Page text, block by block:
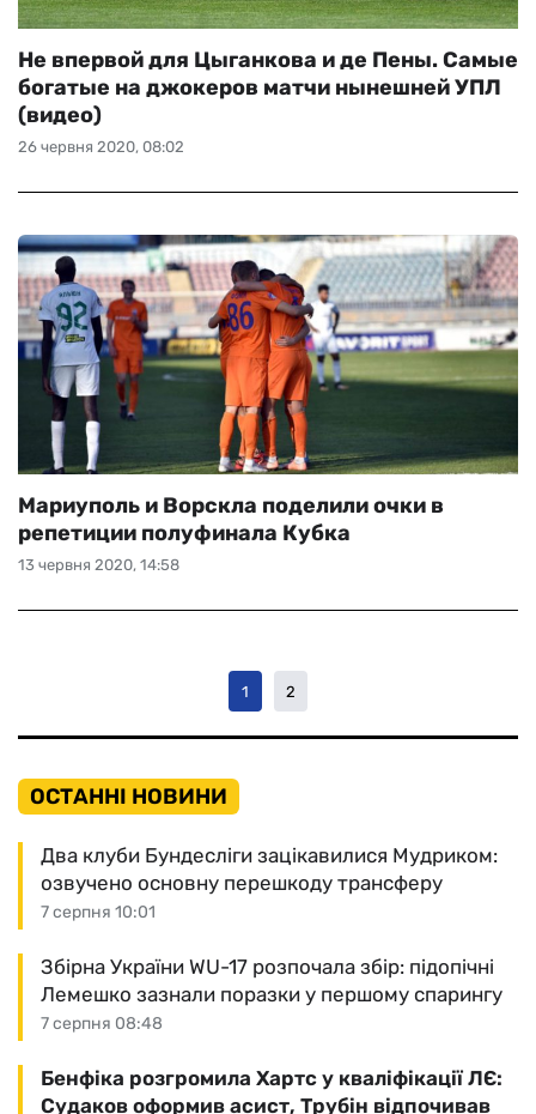
26 червня 2020, 08:02
Не впервой для Цыганкова и де Пены. Самые
богатые на джокеров матчи нынешней УПЛ
(видео)
13 червня 2020, 14:58
Мариуполь и Ворскла поделили очки в
репетиции полуфинала Кубка
1 2
ОСТАННІ НОВИНИ
7 серпня 10:01
Два клуби Бундесліги зацікавилися Мудриком:
озвучено основну перешкоду трансферу
7 серпня 08:48
Збірна України WU-17 розпочала збір: підопічні
Лемешко зазнали поразки у першому спарингу
Бенфіка розгромила Хартс у кваліфікації ЛЄ:
Судаков оформив асист, Трубін відпочивав